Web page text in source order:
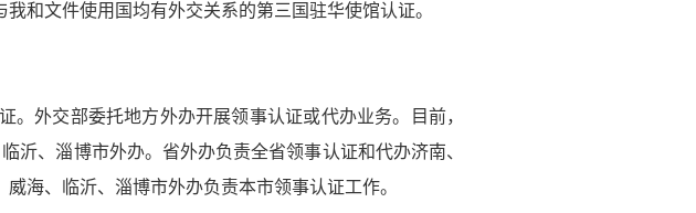
和文件使用国均有外交关系的第三国驻华使馆认证。
外交部委托地方外办开展领事认证或代办业务。目前，
沂、淄博市外办。省外办负责全省领事认证和代办济南、
海、临沂、淄博市外办负责本市领事认证工作。